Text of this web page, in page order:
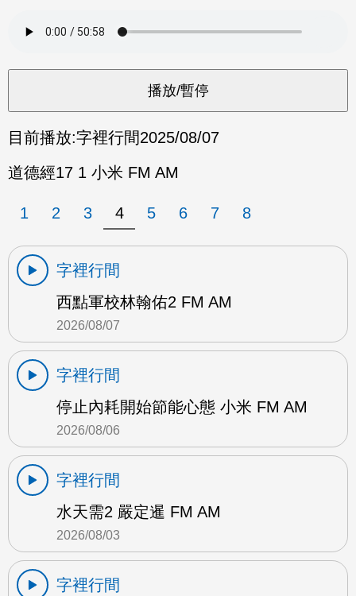
目前播放:字裡行間2025/08/07
道德經17 1 小米 FM AM
1 2 3 4 5 6 7 8
字裡行間
西點軍校林翰佑2 FM AM
2026/08/07
字裡行間
停止內耗開始節能心態 小米 FM AM
2026/08/06
字裡行間
水天需2 嚴定暹 FM AM
2026/08/03
字裡行間